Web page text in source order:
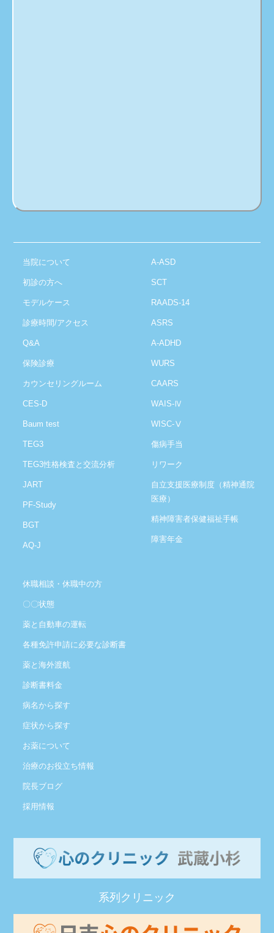
当院について
初診の方へ
モデルケース
診療時間/アクセス
Q&A
保険診療
カウンセリングルーム
CES-D
Baum test
TEG3
TEG3性格検査と交流分析
JART
PF-Study
BGT
AQ-J
A-ASD
SCT
RAADS-14
ASRS
A-ADHD
WURS
CAARS
WAIS-Ⅳ
WISC-Ⅴ
傷病手当
リワーク
自立支援医療制度（精神通院
医療）
精神障害者保健福祉手帳
障害年金
休職相談・休職中の方
〇〇状態
薬と自動車の運転
各種免許申請に必要な診断書
薬と海外渡航
診断書料金
病名から探す
症状から探す
お薬について
治療のお役立ち情報
院長ブログ
採用情報
系列クリニック